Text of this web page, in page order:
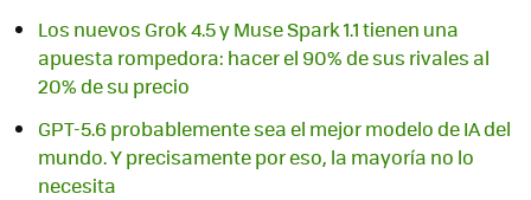
Los nuevos Grok 4.5 y Muse Spark 1.1 tienen una
apuesta rompedora: hacer el 90% de sus rivales al
20% de su precio
GPT-5.6 probablemente sea el mejor modelo de IA del
mundo. Y precisamente por eso, la mayoría no lo
necesita